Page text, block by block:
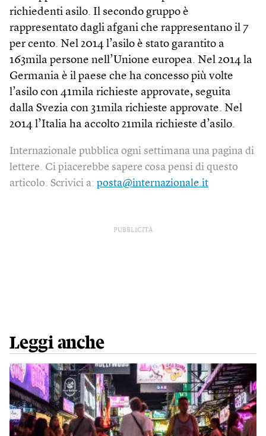
richiedenti asilo. Il secondo gruppo è
rappresentato dagli afgani che rappresentano il 7
per cento. Nel 2014 l’asilo è stato garantito a
163mila persone nell’Unione europea. Nel 2014 la
Germania è il paese che ha concesso più volte
l’asilo con 41mila richieste approvate, seguita
dalla Svezia con 31mila richieste approvate. Nel
2014 l’Italia ha accolto 21mila richieste d’asilo.
Internazionale pubblica ogni settimana una pagina di
lettere. Ci piacerebbe sapere cosa pensi di questo
articolo. Scrivici a: posta@internazionale.it
PUBBLICITÀ
Leggi anche